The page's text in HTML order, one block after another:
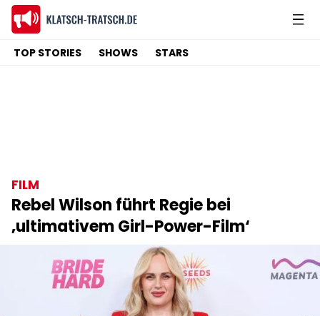
TOP STORIES SHOWS STARS
FILM
Rebel Wilson führt Regie bei
‚ultimativem Girl-Power-Film‘